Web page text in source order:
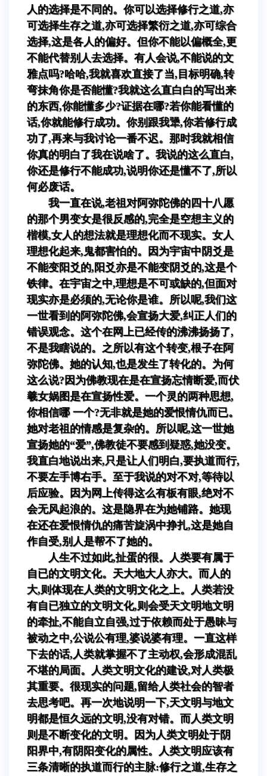
人的选择是不同的。你可以选择修行之道,亦
可选择生存之道,亦可选择繁衍之道,亦可综合
选择,这是各人的偏好。但你不能以偏概全,更
不能代替别人去选择。有人会说,不能说的文
雅点吗?哈哈,我就喜欢直接了当,目标明确,转
弯抹角你是否能懂?我就这么直白白的写出来
的东西,你能懂多少?证据在哪?若你能看懂的
话,你就能修行成功。你别跟我犟,你若修行成
功了,再来与我讨论一番不迟。那时我就相信
你真的明白了我在说啥了。我说的这么直白,
你还是修行不能成功,说明你还是懂不了,所以
何必废话。
我一直在说,老祖对阿弥陀佛的四十八愿
的那个男变女是很反感的,完全是空想主义的
楷模,女人的想法就是理想化而不现实。女人
理想化起来,鬼都害怕的。因为宇宙中阴爻是
不能变阳爻的,阳爻亦是不能变阴爻的,这是个
铁律。在宇宙之中,理想是不可或缺的,但面对
现实亦是必须的,无论你是谁。所以呢,我们这
一世看到的阿弥陀佛,会宣扬大爱,纠正人们的
错误观念。这个在网上已经传的沸沸扬扬了,
不是我瞎说的。之所以有这个转变,根子在阿
弥陀佛。她的认知,也是发生了转化的。为何
这么说?因为佛教现在是在宣扬忘情断爱,而伏
羲女娲图是在宣扬性爱。一个灵的两种思想,
你相信哪 一个?无非就是她的爱恨情仇而已。
她对老祖的情感是复杂的。所以呢,这一世她
宣扬她的“爱”,佛教徒不要感到疑惑,她没变。
我直白地说出来,只是让人们明白,要执道而行,
不要左手博右手。至于我说的对不对,等待以
后应验。因为网上传得这么有板有眼,绝对不
会无风起浪的。这是隐界在为她铺路。她现
在还在爱恨情仇的痛苦旋涡中挣扎,这是她自
作自受,别人是帮不了她的。
人生不过如此,扯蛋的很。人类要有属于
自已的文明文化。天大地大人亦大。而人的
大,则体现在人类的文明文化之上。人类若没
有自已独立的文明文化,则会受天文明地文明
的牵扯,不能自立自强,过于依赖而处于愚昧与
被动之中,公说公有理,婆说婆有理。一直这样
下去的话,人类就掌握不了主动权,会形成混乱
不堪的局面。人类文明文化的建设,对人类极
其重要。很现实的问题,留给人类社会的智者
去思考吧。再一次地说明一下,天文明与地文
明都是恒久远的文明,没有对错。而人类文明
则是不断变化的文明。因为人类文明处于阴
阳界中,有阴阳变化的属性。人类文明应该有
三条清晰的执道而行的主脉:修行之道,生存之